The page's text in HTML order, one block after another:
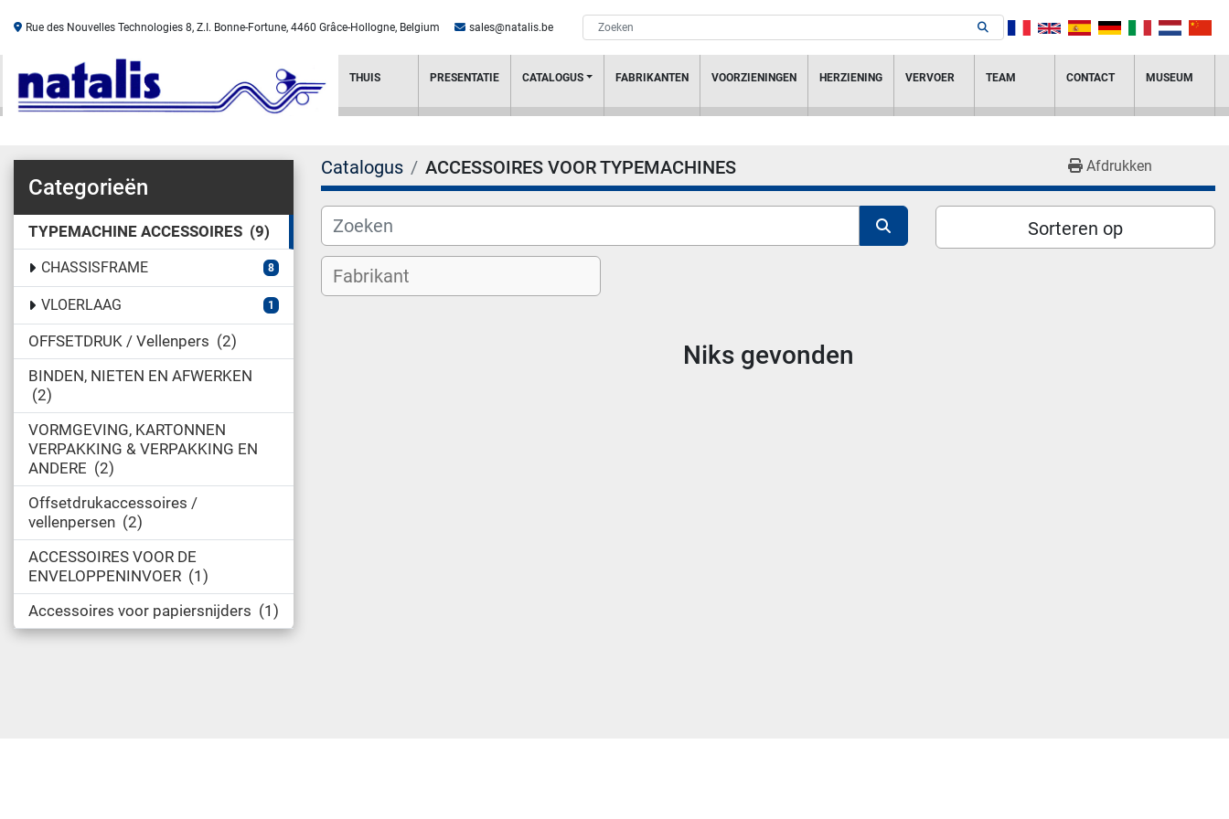
Rue des Nouvelles Technologies 8, Z.I. Bonne-Fortune, 4460 Grâce-Hollogne, Belgium sales@natalis.be
THUIS PRESENTATIE CATALOGUS FABRIKANTEN VOORZIENINGEN HERZIENING VERVOER TEAM CONTACT MUSEUM
Categorieën
TYPEMACHINE ACCESSOIRES 9
CHASSISFRAME 8
VLOERLAAG 1
OFFSETDRUK / Vellenpers
2
BINDEN, NIETEN EN AFWERKEN
2
VORMGEVING, KARTONNEN
VERPAKKING & VERPAKKING EN
ANDERE
2
Offsetdrukaccessoires /
vellenpersen
2
ACCESSOIRES VOOR DE
ENVELOPPENINVOER
1
Accessoires voor papiersnijders
1
Catalogus ACCESSOIRES VOOR TYPEMACHINES Afdrukken
Sorteren op
Niks gevonden